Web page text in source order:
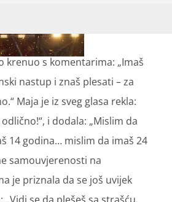
krenuo s komentarima: „Imaš
nastup i znaš plesati – za
Maja je iz sveg glasa rekla:
i dodala: „Mislim da
14 godina… mislim da imaš 24
samouvjerenosti na
je priznala da se još uvijek
se da plešeš sa strašću.